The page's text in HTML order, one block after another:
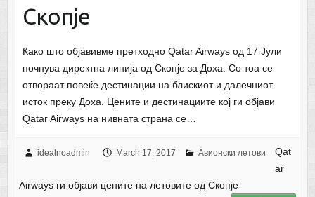
Скопје
Како што објавивме претходно Qatar Airways од 17 Јули
почнува директна линија од Скопје за Доха. Со тоа се
отвораат повеќе дестинации на блискиот и далечниот
исток преку Доха. Цените и дестинациите кој ги објави
Qatar Airways на нивната страна се…
idealnoadmin March 17, 2017 Авионски летови
Qat
ar
Airways ги објави цените на летовите од Скопје